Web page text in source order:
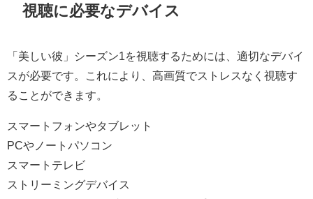
視聴に必要なデバイス
「美しい彼」シーズン1を視聴するためには、適切なデバイ
スが必要です。これにより、高画質でストレスなく視聴す
ることができます。
スマートフォンやタブレット
PCやノートパソコン
スマートテレビ
ストリーミングデバイス